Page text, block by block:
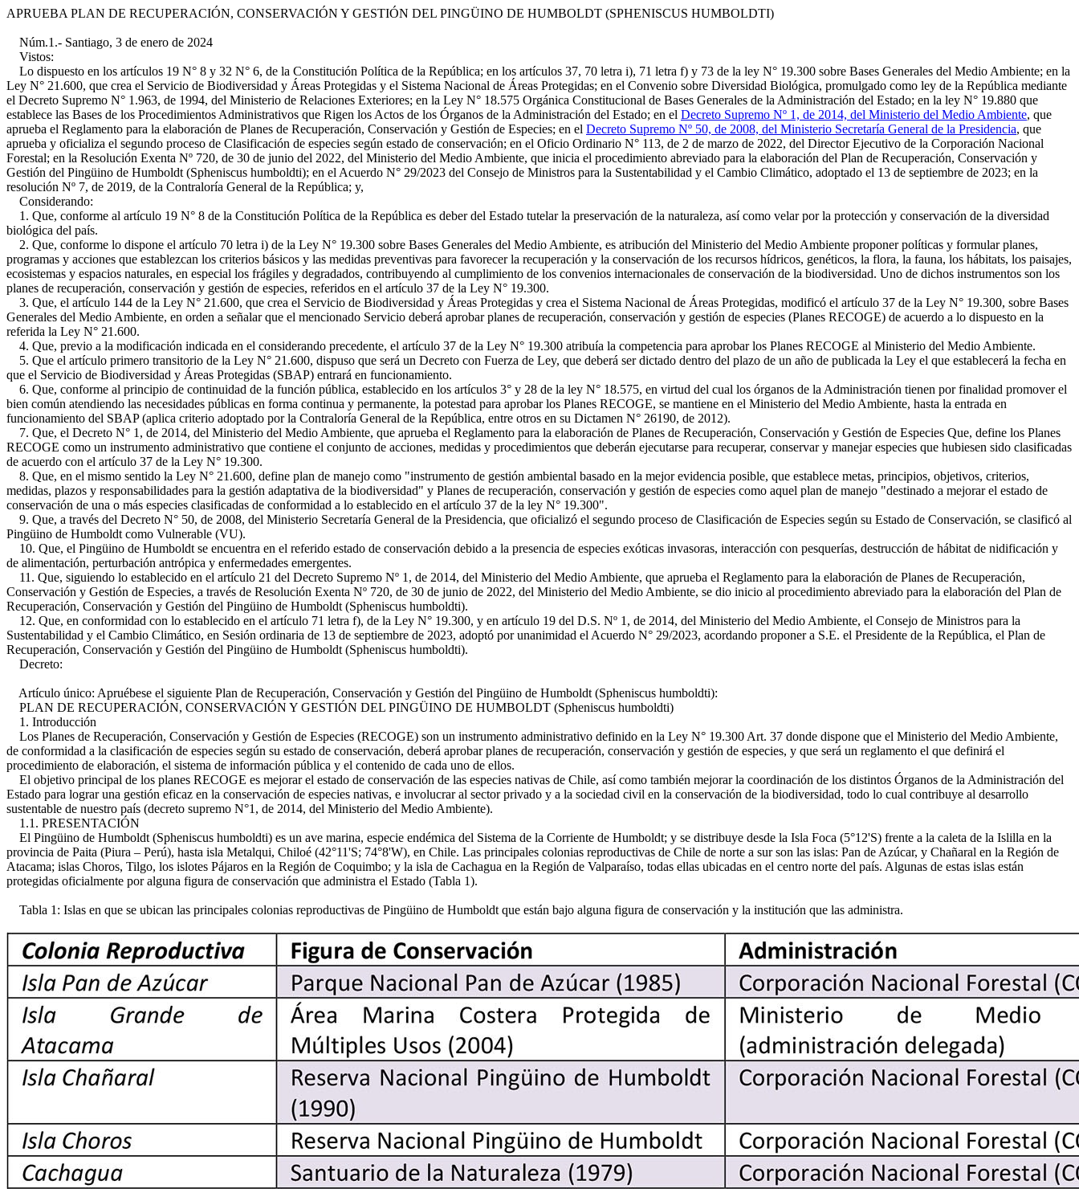
APRUEBA PLAN DE RECUPERACIÓN, CONSERVACIÓN Y GESTIÓN DEL PINGÜINO DE HUMBOLDT (SPHENISCUS HUMBOLDTI)
Núm.1.- Santiago, 3 de enero de 2024
Vistos:
Lo dispuesto en los artículos 19 N° 8 y 32 N° 6, de la Constitución Política de la República; en los artículos 37, 70 letra i), 71 letra f) y 73 de la ley N° 19.300 sobre Bases Generales del Medio Ambiente; en la
Ley N° 21.600, que crea el Servicio de Biodiversidad y Áreas Protegidas y el Sistema Nacional de Áreas Protegidas; en el Convenio sobre Diversidad Biológica, promulgado como ley de la República mediante
el Decreto Supremo N° 1.963, de 1994, del Ministerio de Relaciones Exteriores; en la Ley N° 18.575 Orgánica Constitucional de Bases Generales de la Administración del Estado; en la ley N° 19.880 que
establece las Bases de los Procedimientos Administrativos que Rigen los Actos de los Órganos de la Administración del Estado; en el Decreto Supremo Nº 1, de 2014, del Ministerio del Medio Ambiente, que
aprueba el Reglamento para la elaboración de Planes de Recuperación, Conservación y Gestión de Especies; en el Decreto Supremo Nº 50, de 2008, del Ministerio Secretaría General de la Presidencia, que
aprueba y oficializa el segundo proceso de Clasificación de especies según estado de conservación; en el Oficio Ordinario N° 113, de 2 de marzo de 2022, del Director Ejecutivo de la Corporación Nacional
Forestal; en la Resolución Exenta Nº 720, de 30 de junio del 2022, del Ministerio del Medio Ambiente, que inicia el procedimiento abreviado para la elaboración del Plan de Recuperación, Conservación y
Gestión del Pingüino de Humboldt (Spheniscus humboldti); en el Acuerdo N° 29/2023 del Consejo de Ministros para la Sustentabilidad y el Cambio Climático, adoptado el 13 de septiembre de 2023; en la
resolución Nº 7, de 2019, de la Contraloría General de la República; y,
Considerando:
1. Que, conforme al artículo 19 N° 8 de la Constitución Política de la República es deber del Estado tutelar la preservación de la naturaleza, así como velar por la protección y conservación de la diversidad
biológica del país.
2. Que, conforme lo dispone el artículo 70 letra i) de la Ley N° 19.300 sobre Bases Generales del Medio Ambiente, es atribución del Ministerio del Medio Ambiente proponer políticas y formular planes,
programas y acciones que establezcan los criterios básicos y las medidas preventivas para favorecer la recuperación y la conservación de los recursos hídricos, genéticos, la flora, la fauna, los hábitats, los paisajes,
ecosistemas y espacios naturales, en especial los frágiles y degradados, contribuyendo al cumplimiento de los convenios internacionales de conservación de la biodiversidad. Uno de dichos instrumentos son los
planes de recuperación, conservación y gestión de especies, referidos en el artículo 37 de la Ley N° 19.300.
3. Que, el artículo 144 de la Ley N° 21.600, que crea el Servicio de Biodiversidad y Áreas Protegidas y crea el Sistema Nacional de Áreas Protegidas, modificó el artículo 37 de la Ley N° 19.300, sobre Bases
Generales del Medio Ambiente, en orden a señalar que el mencionado Servicio deberá aprobar planes de recuperación, conservación y gestión de especies (Planes RECOGE) de acuerdo a lo dispuesto en la
referida la Ley N° 21.600.
4. Que, previo a la modificación indicada en el considerando precedente, el artículo 37 de la Ley N° 19.300 atribuía la competencia para aprobar los Planes RECOGE al Ministerio del Medio Ambiente.
5. Que el artículo primero transitorio de la Ley N° 21.600, dispuso que será un Decreto con Fuerza de Ley, que deberá ser dictado dentro del plazo de un año de publicada la Ley el que establecerá la fecha en
que el Servicio de Biodiversidad y Áreas Protegidas (SBAP) entrará en funcionamiento.
6. Que, conforme al principio de continuidad de la función pública, establecido en los artículos 3° y 28 de la ley N° 18.575, en virtud del cual los órganos de la Administración tienen por finalidad promover el
bien común atendiendo las necesidades públicas en forma continua y permanente, la potestad para aprobar los Planes RECOGE, se mantiene en el Ministerio del Medio Ambiente, hasta la entrada en
funcionamiento del SBAP (aplica criterio adoptado por la Contraloría General de la República, entre otros en su Dictamen N° 26190, de 2012).
7. Que, el Decreto N° 1, de 2014, del Ministerio del Medio Ambiente, que aprueba el Reglamento para la elaboración de Planes de Recuperación, Conservación y Gestión de Especies Que, define los Planes
RECOGE como un instrumento administrativo que contiene el conjunto de acciones, medidas y procedimientos que deberán ejecutarse para recuperar, conservar y manejar especies que hubiesen sido clasificadas
de acuerdo con el artículo 37 de la Ley N° 19.300.
8. Que, en el mismo sentido la Ley N° 21.600, define plan de manejo como "instrumento de gestión ambiental basado en la mejor evidencia posible, que establece metas, principios, objetivos, criterios,
medidas, plazos y responsabilidades para la gestión adaptativa de la biodiversidad" y Planes de recuperación, conservación y gestión de especies como aquel plan de manejo "destinado a mejorar el estado de
conservación de una o más especies clasificadas de conformidad a lo establecido en el artículo 37 de la ley N° 19.300".
9. Que, a través del Decreto N° 50, de 2008, del Ministerio Secretaría General de la Presidencia, que oficializó el segundo proceso de Clasificación de Especies según su Estado de Conservación, se clasificó al
Pingüino de Humboldt como Vulnerable (VU).
10. Que, el Pingüino de Humboldt se encuentra en el referido estado de conservación debido a la presencia de especies exóticas invasoras, interacción con pesquerías, destrucción de hábitat de nidificación y
de alimentación, perturbación antrópica y enfermedades emergentes.
11. Que, siguiendo lo establecido en el artículo 21 del Decreto Supremo Nº 1, de 2014, del Ministerio del Medio Ambiente, que aprueba el Reglamento para la elaboración de Planes de Recuperación,
Conservación y Gestión de Especies, a través de Resolución Exenta Nº 720, de 30 de junio de 2022, del Ministerio del Medio Ambiente, se dio inicio al procedimiento abreviado para la elaboración del Plan de
Recuperación, Conservación y Gestión del Pingüino de Humboldt (Spheniscus humboldti).
12. Que, en conformidad con lo establecido en el artículo 71 letra f), de la Ley N° 19.300, y en artículo 19 del D.S. Nº 1, de 2014, del Ministerio del Medio Ambiente, el Consejo de Ministros para la
Sustentabilidad y el Cambio Climático, en Sesión ordinaria de 13 de septiembre de 2023, adoptó por unanimidad el Acuerdo N° 29/2023, acordando proponer a S.E. el Presidente de la República, el Plan de
Recuperación, Conservación y Gestión del Pingüino de Humboldt (Spheniscus humboldti).
Decreto:
Artículo único: Apruébese el siguiente Plan de Recuperación, Conservación y Gestión del Pingüino de Humboldt (Spheniscus humboldti):
PLAN DE RECUPERACIÓN, CONSERVACIÓN Y GESTIÓN DEL PINGÜINO DE HUMBOLDT (Spheniscus humboldti)
1. Introducción
Los Planes de Recuperación, Conservación y Gestión de Especies (RECOGE) son un instrumento administrativo definido en la Ley N° 19.300 Art. 37 donde dispone que el Ministerio del Medio Ambiente,
de conformidad a la clasificación de especies según su estado de conservación, deberá aprobar planes de recuperación, conservación y gestión de especies, y que será un reglamento el que definirá el
procedimiento de elaboración, el sistema de información pública y el contenido de cada uno de ellos.
El objetivo principal de los planes RECOGE es mejorar el estado de conservación de las especies nativas de Chile, así como también mejorar la coordinación de los distintos Órganos de la Administración del
Estado para lograr una gestión eficaz en la conservación de especies nativas, e involucrar al sector privado y a la sociedad civil en la conservación de la biodiversidad, todo lo cual contribuye al desarrollo
sustentable de nuestro país (decreto supremo N°1, de 2014, del Ministerio del Medio Ambiente).
1.1. PRESENTACIÓN
El Pingüino de Humboldt (Spheniscus humboldti) es un ave marina, especie endémica del Sistema de la Corriente de Humboldt; y se distribuye desde la Isla Foca (5°12'S) frente a la caleta de la Islilla en la
provincia de Paita (Piura – Perú), hasta isla Metalqui, Chiloé (42°11'S; 74°8'W), en Chile. Las principales colonias reproductivas de Chile de norte a sur son las islas: Pan de Azúcar, y Chañaral en la Región de
Atacama; islas Choros, Tilgo, los islotes Pájaros en la Región de Coquimbo; y la isla de Cachagua en la Región de Valparaíso, todas ellas ubicadas en el centro norte del país. Algunas de estas islas están
protegidas oficialmente por alguna figura de conservación que administra el Estado (Tabla 1).
Tabla 1: Islas en que se ubican las principales colonias reproductivas de Pingüino de Humboldt que están bajo alguna figura de conservación y la institución que las administra.